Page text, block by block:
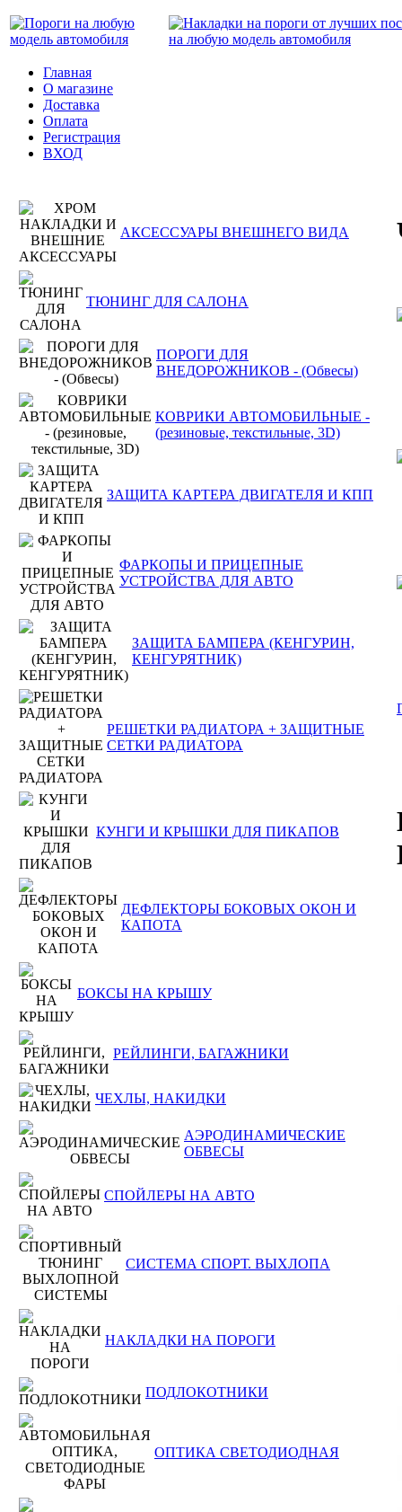
Главная
О магазине
Доставка
Оплата
Регистрация
ВХОД
АКСЕССУАРЫ ВНЕШНЕГО ВИДА
ТЮНИНГ ДЛЯ САЛОНА
ПОРОГИ ДЛЯ
ВНЕДОРОЖНИКОВ - (Обвесы)
КОВРИКИ АВТОМОБИЛЬНЫЕ -
(резиновые, текстильные, 3D)
ЗАЩИТА КАРТЕРА ДВИГАТЕЛЯ И КПП
ФАРКОПЫ И ПРИЦЕПНЫЕ
УСТРОЙСТВА ДЛЯ АВТО
ЗАЩИТА БАМПЕРА (КЕНГУРИН,
КЕНГУРЯТНИК)
РЕШЕТКИ РАДИАТОРА + ЗАЩИТНЫЕ
СЕТКИ РАДИАТОРА
КУНГИ И КРЫШКИ ДЛЯ ПИКАПОВ
ДЕФЛЕКТОРЫ БОКОВЫХ ОКОН И
КАПОТА
БОКСЫ НА КРЫШУ
РЕЙЛИНГИ, БАГАЖНИКИ
ЧЕХЛЫ, НАКИДКИ
АЭРОДИНАМИЧЕСКИЕ
ОБВЕСЫ
СПОЙЛЕРЫ НА АВТО
СИСТЕМА СПОРТ. ВЫХЛОПА
НАКЛАДКИ НА ПОРОГИ
ПОДЛОКОТНИКИ
ОПТИКА СВЕТОДИОДНАЯ